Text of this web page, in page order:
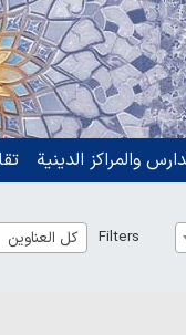
والمراكز الدينية
Filters كل العناوين